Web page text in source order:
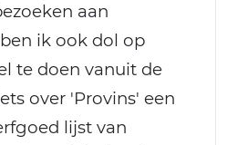
aan
ik ook dol op
te doen vanuit de
over 'Provins' een
lijst van